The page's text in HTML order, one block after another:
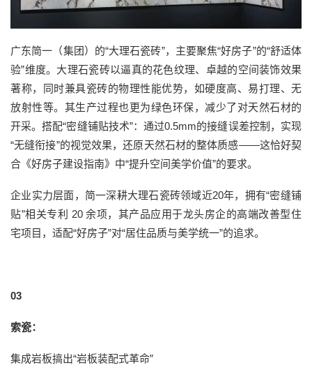
广东简一（集团）的“大理石瓷砖”，主要聚焦“好房子”的“舒适体
验”维度。大理石瓷砖以逼真的花色纹理、卓越的空间装饰效果
著称，同时兼具瓷砖的物理性能优势，如硬度高、易打理、无
放射性等。其生产过程也更为绿色环保，减少了对天然石材的
开采。搭配“密缝铺贴技术”：通过0.5mm的接缝误差控制，实现
“无缝衔接”的视觉效果，还原天然石材的整体质感——这恰好契
合《好房子建设指南》中“提升空间美学价值”的要求。
企业实力层面，简一深耕大理石瓷砖领域近20年，拥有“密缝铺
贴”相关专利 20 余项，其产品应用于龙头房企的高端改善型住
宅项目，适配“好房子”对“居住品质与美学统一”的追求。
03
索瓷：
集成岩板搞出“岩板装配式革命”